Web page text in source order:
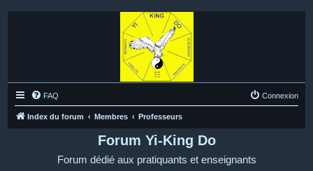
FAQ Connexion
Index du forum Membres Professeurs
Forum Yi-King Do
Forum dédié aux pratiquants et enseignants